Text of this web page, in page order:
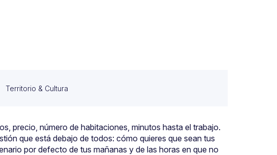
Territorio & Cultura
precio, número de habitaciones, minutos hasta el trabajo.
que está debajo de todos: cómo quieres que sean tus
por defecto de tus mañanas y de las horas en que no